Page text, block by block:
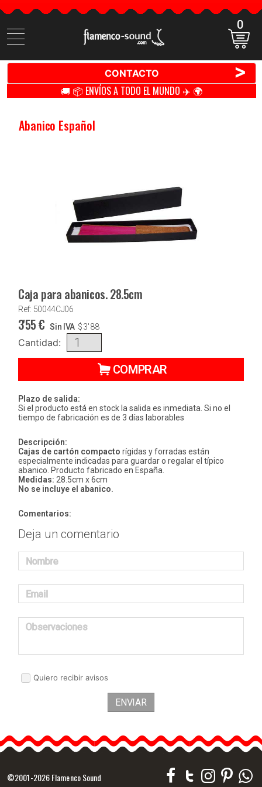
Buscar
productos
0
CONTACTO >
🚚 📦 ENVÍOS A TODO EL MUNDO ✈️ 🌍
Abanico Español
Caja para abanicos. 28.5cm
Ref: 50044CJ06
3'55€ Sin IVA $3'88
Cantidad:
COMPRAR
Plazo de salida:
Si el producto está en stock la salida es inmediata. Si no el
tiempo de fabricación es de 3 días laborables
Descripción:
Cajas de cartón compacto rígidas y forradas están
especialmente indicadas para guardar o regalar el típico
abanico. Producto fabricado en España.
Medidas: 28.5cm x 6cm
No se incluye el abanico.
Comentarios:
Deja un comentario
Nombre
Email
Observaciones
Quiero recibir avisos
ENVIAR
©2001-2026 Flamenco Sound